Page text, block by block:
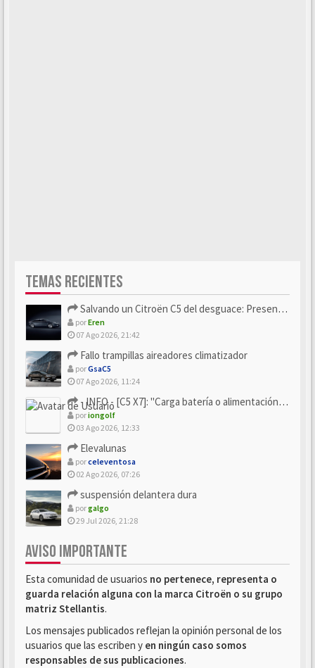
TEMAS RECIENTES
Salvando un Citroën C5 del desguace: Presentación y seguimiento
porEren
07 Ago 2026, 21:42
Fallo trampillas aireadores climatizador
porGsaC5
07 Ago 2026, 11:24
- INFO - [C5 X7]: "Carga batería o alimentación eléctri...
poriongolf
03 Ago 2026, 12:33
Elevalunas
porceleventosa
02 Ago 2026, 07:26
suspensión delantera dura
porgalgo
29 Jul 2026, 21:28
AVISO IMPORTANTE
Esta comunidad de usuarios no pertenece, representa o
guarda relación alguna con la marca Citroën o su grupo
matriz Stellantis.
Los mensajes publicados reflejan la opinión personal de los
usuarios que las escriben y en ningún caso somos
responsables de sus publicaciones.